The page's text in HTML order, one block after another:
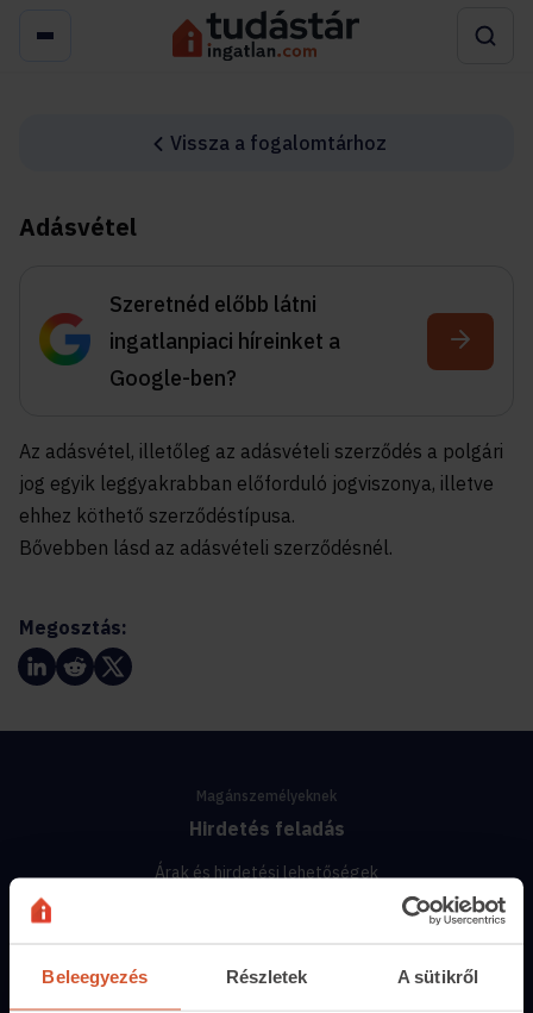
Beleegyezés Részletek A sütikről
Vissza a fogalomtárhoz
Adásvétel
Szeretnéd előbb látni
ingatlanpiaci híreinket a
Google-ben?
Az adásvétel, illetőleg az adásvételi szerződés a polgári
jog egyik leggyakrabban előforduló jogviszonya, illetve
ehhez köthető szerződéstípusa.
Bővebben lásd az adásvételi szerződésnél.
Megosztás:
Magánszemélyeknek
Hirdetés feladás
Árak és hirdetési lehetőségek